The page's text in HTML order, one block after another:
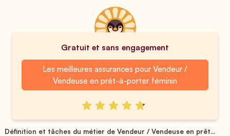
Gratuit et sans engagement
Les meilleures assurances pour Vendeur /
Vendeuse en prêt-à-porter féminin
Définition et tâches du métier de Vendeur / Vendeuse en prêt...